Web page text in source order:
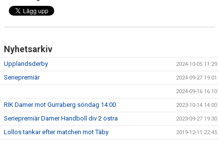
Nyhetsarkiv
Upplandsderby 2024-10-05 11:29
Seriepremiär 2024-09-27 19:01
2024-09-16 16:10
RIK Damer mot Gurraberg söndag 14:00 2023-10-14 14:00
Seriepremiär Damer Handboll div 2 östra 2023-09-27 19:30
Lollos tankar efter matchen mot Täby 2019-12-11 22:45